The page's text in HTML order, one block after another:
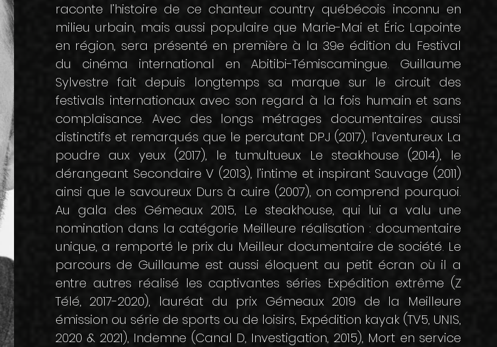
raconte l’histoire de ce chanteur country québécois inconnu en
milieu urbain, mais aussi populaire que Marie-Mai et Éric Lapointe
en région, sera présenté en première à la 39e édition du Festival
du cinéma international en Abitibi-Témiscamingue. Guillaume
Sylvestre fait depuis longtemps sa marque sur le circuit des
festivals internationaux avec son regard à la fois humain et sans
complaisance. Avec des longs métrages documentaires aussi
distinctifs et remarqués que le percutant DPJ (2017), l’aventureux La
poudre aux yeux (2017), le tumultueux Le steakhouse (2014), le
dérangeant Secondaire V (2013), l’intime et inspirant Sauvage (2011)
ainsi que le savoureux Durs à cuire (2007), on comprend pourquoi.
Au gala des Gémeaux 2015, Le steakhouse, qui lui a valu une
nomination dans la catégorie Meilleure réalisation : documentaire
unique, a remporté le prix du Meilleur documentaire de société. Le
parcours de Guillaume est aussi éloquent au petit écran où il a
entre autres réalisé les captivantes séries Expédition extrême (Z
Télé, 2017-2020), lauréat du prix Gémeaux 2019 de la Meilleure
émission ou série de sports ou de loisirs, Expédition kayak (TV5, UNIS,
2020 & 2021), Indemne (Canal D, Investigation, 2015), Mort en service